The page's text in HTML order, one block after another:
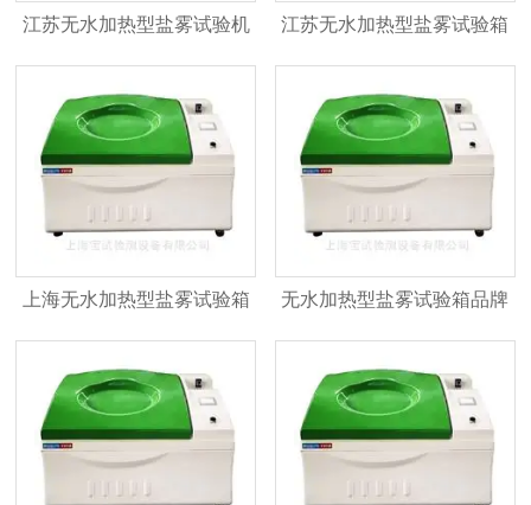
江苏无水加热型盐雾试验机 江苏无水加热型盐雾试验箱
上海无水加热型盐雾试验箱 无水加热型盐雾试验箱品牌